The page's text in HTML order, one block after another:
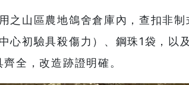
之山區農地鴿舍倉庫內，查扣非
心初驗具殺傷力）、鋼珠1袋，以
全，改造跡證明確。